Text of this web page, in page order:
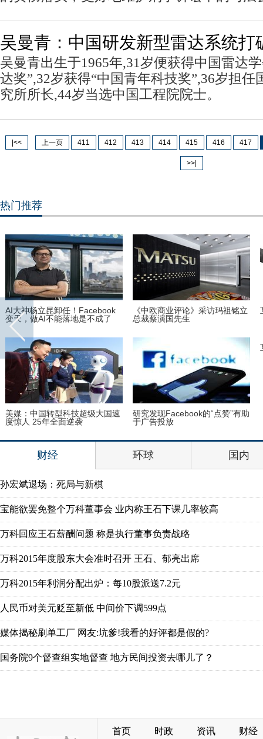
吴曼青：中国研发新型雷达系统打
吴曼青出生于1965年,31岁便获得中国雷达
达奖”,32岁获得“中国青年科技奖”,36岁担任
究所所长,44岁当选中国工程院院士。
|<< 上一页 411 412 413 414 415 416 417
>>|
首页 时政 资讯 财经